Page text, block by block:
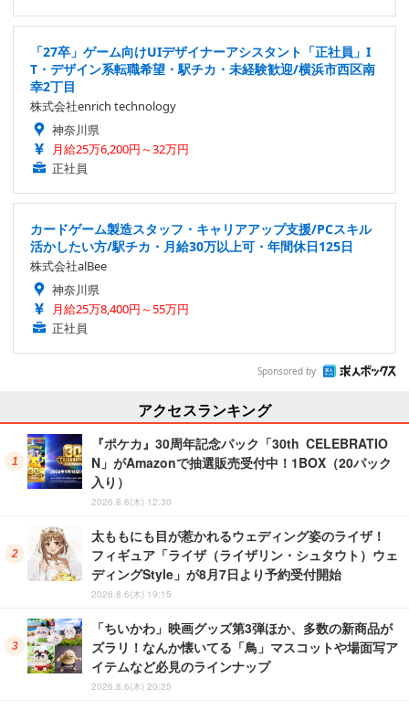
「27卒」ゲーム向けUIデザイナーアシスタント「正社員」I
T・デザイン系転職希望・駅チカ・未経験歓迎/横浜市西区南
幸2丁目
株式会社enrich technology
神奈川県
月給25万6,200円～32万円
正社員
カードゲーム製造スタッフ・キャリアアップ支援/PCスキル
活かしたい方/駅チカ・月給30万以上可・年間休日125日
株式会社alBee
神奈川県
月給25万8,400円～55万円
正社員
Sponsored by
アクセスランキング
『ポケカ』30周年記念パック「30th CELEBRATIO
N」がAmazonで抽選販売受付中！1BOX（20パック
入り）
2026.8.6(木) 12:30
太ももにも目が惹かれるウェディング姿のライザ！
フィギュア「ライザ（ライザリン・シュタウト）ウェ
ディングStyle」が8月7日より予約受付開始
2026.8.6(木) 19:15
「ちいかわ」映画グッズ第3弾ほか、多数の新商品が
ズラリ！なんか懐いてる「鳥」マスコットや場面写ア
イテムなど必見のラインナップ
2026.8.6(木) 20:25